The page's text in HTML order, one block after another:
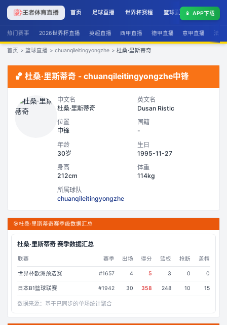
首页 足球直播 世界杯赛程 篮球直播 联赛积分
📱 APP下载
热门赛事 2026世界杯直播 英超直播 西甲直播 德甲直播 意甲直播 法甲
首页 > 篮球直播 > chuanqileitingyongzhe > 杜桑·里斯蒂奇
🏀 杜桑·里斯蒂奇 - chuanqileitingyongzhe中锋
中文名
杜桑·里斯蒂奇
英文名
Dusan Ristic
位置
中锋
国籍
-
年龄
30岁
生日
1995-11-27
身高
212cm
体重
114kg
所属球队
chuanqileitingyongzhe
🎯杜桑·里斯蒂奇赛季级数据汇总
杜桑·里斯蒂奇赛季数据汇总
联赛 赛季 出场 得分 篮板 抢断 盖帽
世界杯欧洲预选赛 #1657 4 5 3 0 0
日本B1篮球联赛 #1942 30 358 248 10 15
数据来源： 基于已同步的单场统计聚合